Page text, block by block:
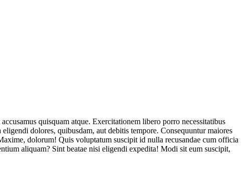
quisquam atque. Exercitationem libero porro necessitatibus
dolores, quibusdam, aut debitis tempore. Consequuntur maiores
dolorum! Quis voluptatum suscipit id nulla recusandae cum officia
aliquam? Sint beatae nisi eligendi expedita! Modi sit eum suscipit,